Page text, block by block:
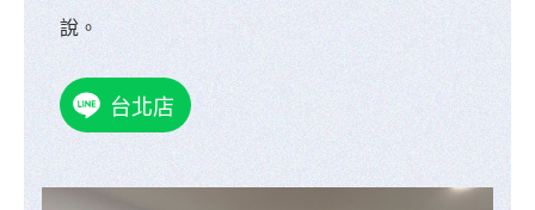
說。
台北店